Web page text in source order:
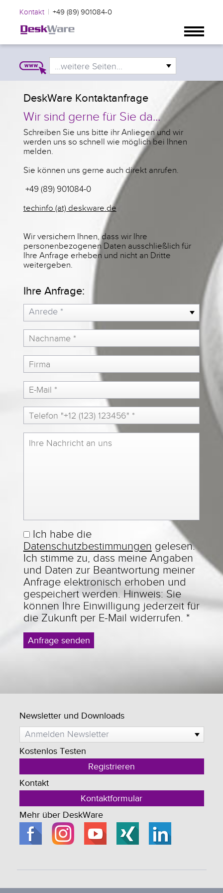
Kontakt | +49 (89) 901084-0
...weitere Seiten...
DeskWare Kontaktanfrage
Wir sind gerne für Sie da...
Schreiben Sie uns bitte ihr Anliegen und wir
werden uns so schnell wie möglich bei Ihnen
melden.
Sie können uns gerne auch direkt anrufen.
+49 (89) 901084-0
techinfo (at) deskware.de
Wir versichern Ihnen, dass wir Ihre
personenbezogenen Daten ausschließlich für
Ihre Anfrage erheben und nicht an Dritte
weitergeben.
Ihre Anfrage:
Anrede *
Ich habe die
Datenschutzbestimmungen gelesen.
Ich stimme zu, dass meine Angaben
und Daten zur Beantwortung meiner
Anfrage elektronisch erhoben und
gespeichert werden. Hinweis: Sie
können Ihre Einwilligung jederzeit für
die Zukunft per E-Mail widerrufen. *
Anfrage senden
Newsletter und Downloads
Anmelden Newsletter
Kostenlos Testen
Registrieren
Kontakt
Kontaktformular
Mehr über DeskWare